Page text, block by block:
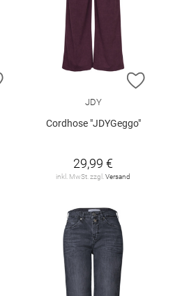
ZUR WUNSCHLISTE HINZUFÜGEN
ZUR
JDY
Cordhose "JDYGeggo"
29,99 €
inkl. MwSt. zzgl. Versand